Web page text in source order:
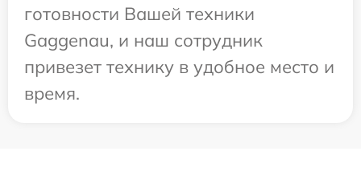
готовности Вашей техники
Gaggenau, и наш сотрудник
привезет технику в удобное место и
время.